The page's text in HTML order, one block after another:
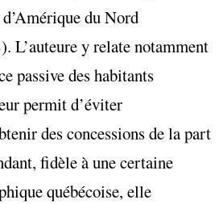
du Nord
y relate notamment
passive des habitants
permit d’éviter
des concessions de la part
fidèle à une certaine
québécoise, elle